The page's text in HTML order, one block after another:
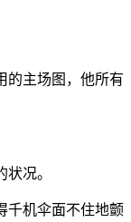
的主场图，他所有
况。
千机伞面不住地颤